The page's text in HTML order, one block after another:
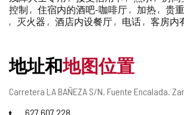
控制
住宿内的酒吧-咖啡厅 加热
贵
灭火器
酒店内设餐厅 电话 客房内
地址和地图位置
邮
Carretera LA BAÑEZA S/N. Fuente Encalada.
电
627 607 228